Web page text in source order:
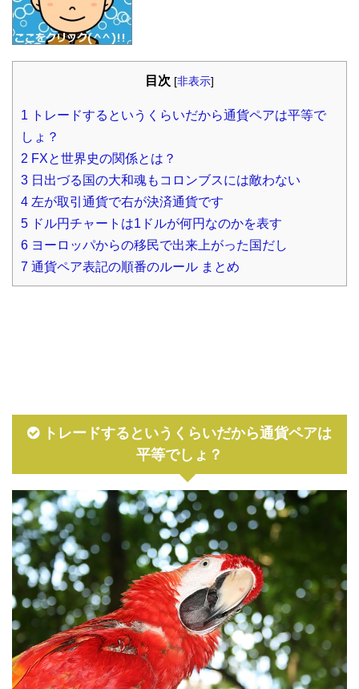
目次 [非表示]
1 トレードするというくらいだから通貨ペアは平等で
しょ？
2 FXと世界史の関係とは？
3 日出づる国の大和魂もコロンブスには敵わない
4 左が取引通貨で右が決済通貨です
5 ドル円チャートは1ドルが何円なのかを表す
6 ヨーロッパからの移民で出来上がった国だし
7 通貨ペア表記の順番のルール まとめ
トレードするというくらいだから通貨ペアは
平等でしょ？